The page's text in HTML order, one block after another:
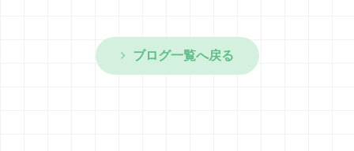
ブログ一覧へ戻る